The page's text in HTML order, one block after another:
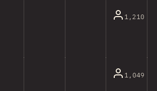
1,210
1,049